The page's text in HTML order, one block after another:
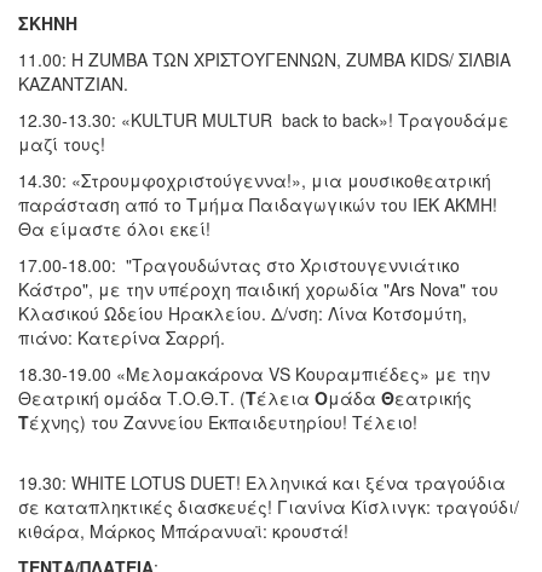
ΣΚΗΝΗ
11.00: Η ZUMBA ΤΩΝ ΧΡΙΣΤΟΥΓΕΝΝΩΝ, ZUMBA KIDS/ ΣΙΛΒΙΑ
ΚΑΖΑΝΤΖΙΑΝ.
12.30-13.30: «KULTUR MULTUR back to back»! Τραγουδάμε
μαζί τους!
14.30: «Στρουμφοχριστούγεννα!», μια μουσικοθεατρική
παράσταση από το Τμήμα Παιδαγωγικών του IEK ΑΚΜΗ!
Θα είμαστε όλοι εκεί!
17.00-18.00: "Τραγουδώντας στο Χριστουγεννιάτικο
Κάστρο", με την υπέροχη παιδική χορωδία "Ars Nova" του
Κλασικού Ωδείου Ηρακλείου. Δ/νση: Λίνα Κοτσομύτη,
πιάνο: Κατερίνα Σαρρή.
18.30-19.00 «Μελομακάρονα VS Κουραμπιέδες» με την
Θεατρική ομάδα Τ.Ο.Θ.Τ. (Τέλεια Ομάδα Θεατρικής
Τέχνης) του Ζαννείου Εκπαιδευτηρίου! Τέλειο!
19.30: WHITE LOTUS DUET! Ελληνικά και ξένα τραγούδια
σε καταπληκτικές διασκευές! Γιανίνα Κίσλινγκ: τραγούδι/
κιθάρα, Μάρκος Μπάρανυαϊ: κρουστά!
ΤΕΝΤΑ/ΠΛΑΤΕΙΑ: